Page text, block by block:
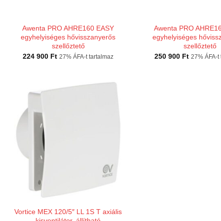
Awenta PRO AHRE160 EASY
egyhelyiséges hővisszanyerős
szellőztető
224 900 Ft 27% ÁFA-t tartalmaz
Awenta PRO
egyhelyiséges
szellőztető
250 900 Ft 27% ÁFA-t
Vortice MEX 120/5″ LL 1S T axiális